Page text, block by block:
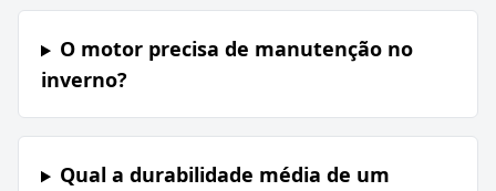
O motor precisa de manutenção no
inverno?
Qual a durabilidade média de um